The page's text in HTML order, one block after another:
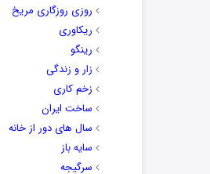
روزی روزگاری مریخ
ریکاوری
رینگو
زار و زندگی
زخم کاری
ساخت ایران
سال های دور از خانه
سایه باز
سرگیجه